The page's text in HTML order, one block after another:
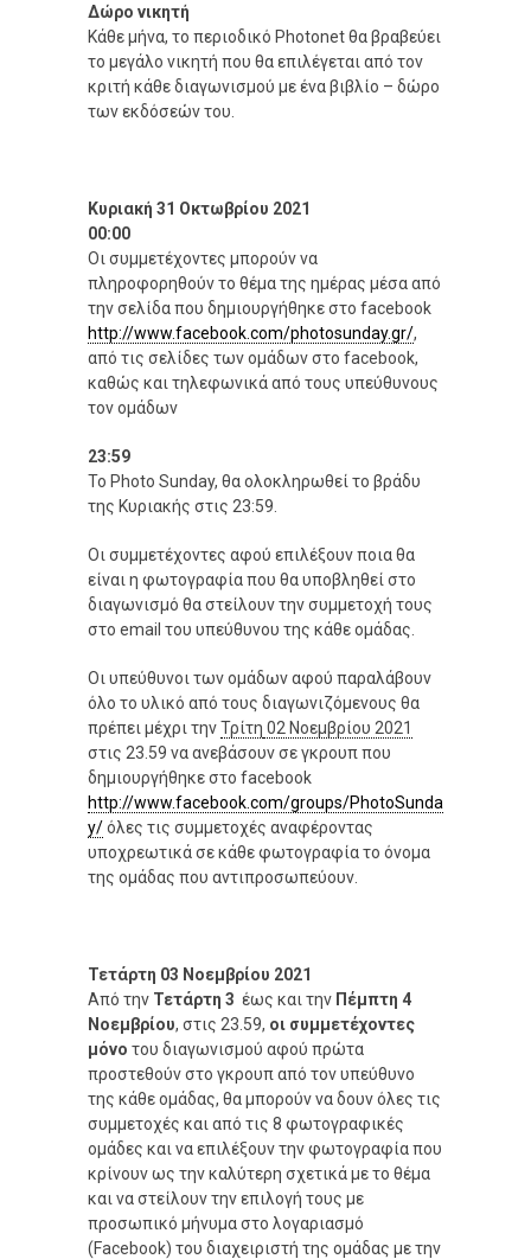
Δώρο νικητή
Κάθε μήνα, το περιοδικό Photonet θα βραβεύει
το μεγάλο νικητή που θα επιλέγεται από τον
κριτή κάθε διαγωνισμού με ένα βιβλίο – δώρο
των εκδόσεών του.
Κυριακή 31 Οκτωβρίου 2021
00:00
Οι συμμετέχοντες μπορούν να
πληροφορηθούν το θέμα της ημέρας μέσα από
την σελίδα που δημιουργήθηκε στο facebook
http://www.facebook.com/photosunday.gr/,
από τις σελίδες των ομάδων στο facebook,
καθώς και τηλεφωνικά από τους υπεύθυνους
τον ομάδων
23:59
Το Photo Sunday, θα ολοκληρωθεί το βράδυ
της Κυριακής στις 23:59.
Οι συμμετέχοντες αφού επιλέξουν ποια θα
είναι η φωτογραφία που θα υποβληθεί στο
διαγωνισμό θα στείλουν την συμμετοχή τους
στο email του υπεύθυνου της κάθε ομάδας.
Οι υπεύθυνοι των ομάδων αφού παραλάβουν
όλο το υλικό από τους διαγωνιζόμενους θα
πρέπει μέχρι τηνΤρίτη 02 Νοεμβρίου 2021
στις 23.59 να ανεβάσουν σε γκρουπ που
δημιουργήθηκε στο facebook
http://www.facebook.com/groups/PhotoSunda
y/όλες τις συμμετοχές αναφέροντας
υποχρεωτικά σε κάθε φωτογραφία το όνομα
της ομάδας που αντιπροσωπεύουν.
Τετάρτη 03 Νοεμβρίου 2021
Από την Τετάρτη 3 έως και την Πέμπτη 4
Νοεμβρίου, στις 23.59, οι συμμετέχοντες
μόνο του διαγωνισμού αφού πρώτα
προστεθούν στο γκρουπ από τον υπεύθυνο
της κάθε ομάδας, θα μπορούν να δουν όλες τις
συμμετοχές και από τις 8 φωτογραφικές
ομάδες και να επιλέξουν την φωτογραφία που
κρίνουν ως την καλύτερη σχετικά με το θέμα
και να στείλουν την επιλογή τους με
προσωπικό μήνυμα στο λογαριασμό
(Facebook) του διαχειριστή της ομάδας με την